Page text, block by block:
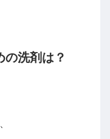
の洗剤は？